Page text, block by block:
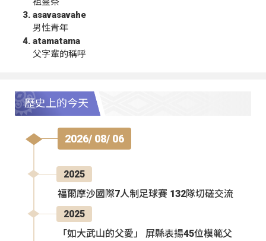
asavasavahe
男性青年
atamatama
父字輩的稱呼
歷史上的今天
2026/ 08/ 06
2025
福爾摩沙國際7人制足球賽 132隊切磋交流
2025
「如大武山的父愛」 屏縣表揚45位模範父